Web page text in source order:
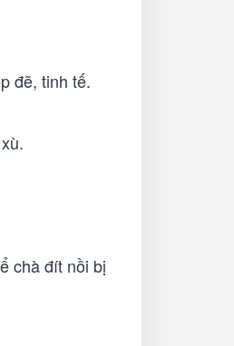
đẽ, tinh tế.
chà đít nồi bị